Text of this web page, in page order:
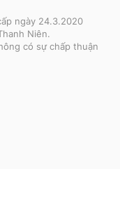
ngày 24.3.2020
Niên.
có sự chấp thuận